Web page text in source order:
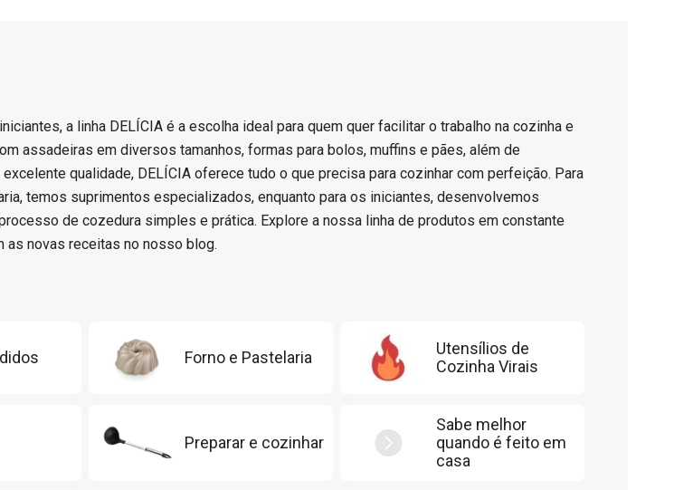
a linha DELÍCIA é a escolha ideal para quem quer facilitar o trabalho na cozinha e
assadeiras em diversos tamanhos, formas para bolos, muffins e pães, além de
qualidade, DELÍCIA oferece tudo o que precisa para cozinhar com perfeição. Para
temos suprimentos especializados, enquanto para os iniciantes, desenvolvemos
de cozedura simples e prática. Explore a nossa linha de produtos em constante
as novas receitas no nosso blog.
Forno e Pastelaria
Utensílios de
Cozinha Virais
Preparar e cozinhar
Sabe melhor
quando é feito em
casa